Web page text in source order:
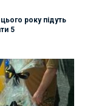
року підуть
5